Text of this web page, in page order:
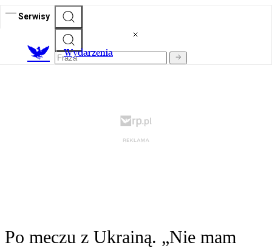
Serwisy
Wydarzenia
Po meczu z Ukrainą. „Nie mam